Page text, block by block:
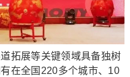
展等关键领域具备独树
在全国220多个城市、10